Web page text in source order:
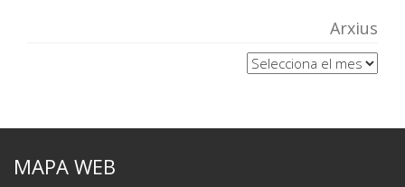
Arxius
Arxius
MAPA WEB